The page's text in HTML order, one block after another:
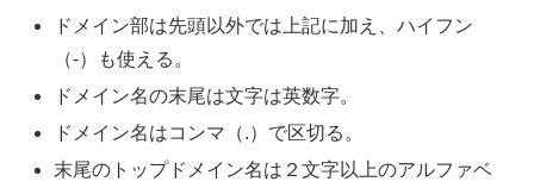
ドメイン部は先頭以外では上記に加え、ハイフン
（-）も使える。
ドメイン名の末尾は文字は英数字。
ドメイン名はコンマ（.）で区切る。
末尾のトップドメイン名は２文字以上のアルファベ